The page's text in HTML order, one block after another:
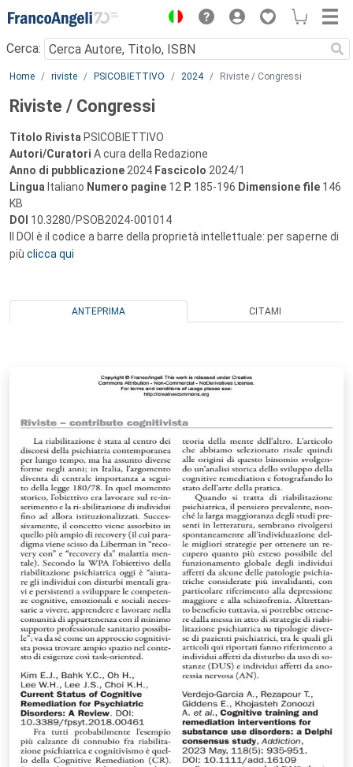
Menu
Cerca:
Main content
Home riviste PSICOBIETTIVO 2024 Riviste / Congressi
Riviste / Congressi
Titolo Rivista PSICOBIETTIVO
Autori/Curatori A cura della Redazione
Anno di pubblicazione 2024 Fascicolo 2024/1
Lingua Italiano Numero pagine 12 P. 185-196 Dimensione file 146
KB
DOI 10.3280/PSOB2024-001014
Il DOI è il codice a barre della proprietà intellettuale: per saperne di
più clicca qui
ANTEPRIMA CITAMI